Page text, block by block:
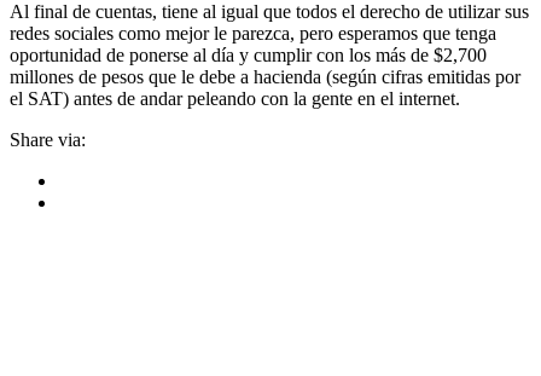
Al final de cuentas, tiene al igual que todos el derecho de utilizar sus
redes sociales como mejor le parezca, pero esperamos que tenga
oportunidad de ponerse al día y cumplir con los más de $2,700
millones de pesos que le debe a hacienda (según cifras emitidas por
el SAT) antes de andar peleando con la gente en el internet.
Share via: